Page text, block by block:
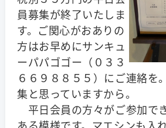
員募集が終了いたしま
す。ご関心がおありの
方はお早めにサンキュ
ーパパゴゴー（０３３
６６９８８５５）にご連絡を
集と思っていますから。
平日会員の方々がご参加で